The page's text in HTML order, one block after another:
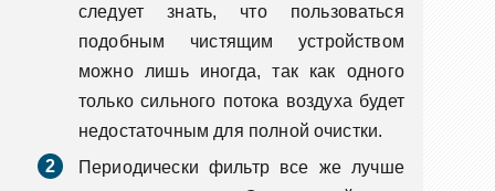
следует знать, что пользоваться
подобным чистящим устройством
можно лишь иногда, так как одного
только сильного потока воздуха будет
недостаточным для полной очистки.
Периодически фильтр все же лучше